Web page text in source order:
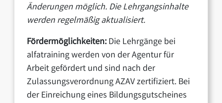
Änderungen möglich. Die Lehrgangsinhalte
werden regelmäßig aktualisiert.
Fördermöglichkeiten:Die Lehrgänge bei
alfatraining werden von der Agentur für
Arbeit gefördert und sind nach der
Zulassungsverordnung AZAV zertifiziert. Bei
der Einreichung eines Bildungsgutscheines